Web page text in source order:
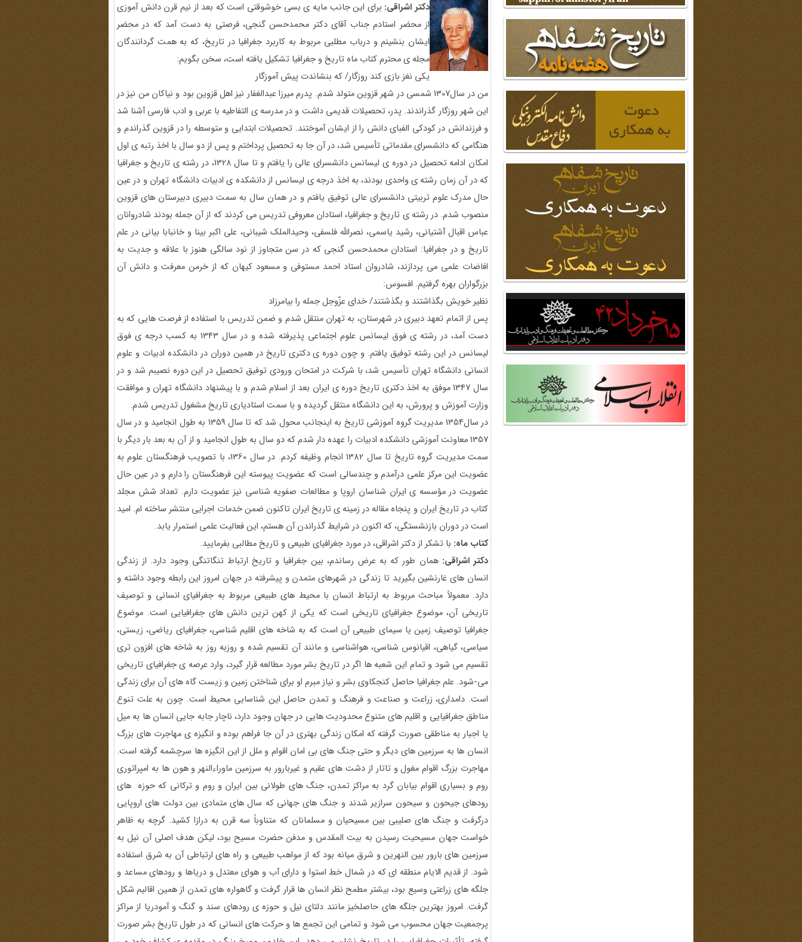
دکتر اشراقی: برای این جانب مایه ی بسی خوشوقتی است که بعد از نیم قرن دانش آموزی
از محضر استادم جناب آقای دکتر محمدحسن گنجی، فرصتی به دست آمد که در محضر
ایشان بنشینم و درباب مطلبی مربوط به کاربرد جغرافیا در تاریخ، که به همت گردانندگان
مجله ی محترم کتاب ماه تاریخ و جغرافیا تشکیل یافته است، سخن بگویم:
یکی نغز بازی کند روزگار/ که بنشاندت پیش آموزگار
من در سال1307 شمسی در شهر قزوین متولد شدم. پدرم میرزا عبدالغفار نیز اهل قزوین بود و نیاکان من نیز در
این شهر روزگار گذراندند. پدر، تحصیلات قدیمی داشت و در مدرسه ی التفاطیه با عربی و ادب فارسی آشنا شد
و فرزندانش در کودکی الفبای دانش را از ایشان آموختند. تحصیلات ابتدایی و متوسطه را در قزوین گذراندم و
هنگامی که دانشسرای مقدماتی تأسیس شد، در آن جا به تحصیل پرداختم و پس از دو سال با اخذ رتبه ی اول
امکان ادامه تحصیل در دوره ی لیسانس دانشسرای عالی را یافتم و تا سال 1328، در رشته ی تاریخ و جغرافیا
که در آن زمان رشته ی واحدی بودند، به اخذ درجه ی لیسانس از دانشکده ی ادبیات دانشگاه تهران و در عین
حال مدرک علوم تربیتی دانشسرای عالی توفیق یافتم و در همان سال به سمت دبیری دبیرستان های قزوین
منصوب شدم. در رشته ی تاریخ و جغرافیا، استادان معروفی تدریس می کردند که از آن جمله بودند شادروانان
عباس اقبال آشتیانی، رشید یاسمی، نصرالله فلسفی، وحیدالملک شیبانی، علی اکبر بینا و خانبابا بیانی در علم
تاریخ و در جغرافیا: استادان محمدحسن گنجی که در سن متجاوز از نود سالگی هنوز با علاقه و جدیت به
افاضات علمی می پردازند، شادروان استاد احمد مستوفی و مسعود کیهان که از خرمن معرفت و دانش آن
بزرگواران بهره گرفتیم. افسوس:
نظیر خویش بگذاشتند و بگذشتند/ خدای عزّوجل جمله را بیامرزاد
پس از اتمام تعهد دبیری در شهرستان، به تهران منتقل شدم و ضمن تدریس با استفاده از فرصت هایی که به
دست آمد، در رشته ی فوق لیسانس علوم اجتماعی پذیرفته شده و در سال 1343 به کسب درجه ی فوق
لیسانس در این رشته توفیق یافتم. و چون دوره ی دکتری تاریخ در همین دوران در دانشکده ادبیات و علوم
انسانی دانشگاه تهران تأسیس شد، با شرکت در امتحان ورودی توفیق تحصیل در این دوره نصیبم شد و در
سال 1347 موفق به اخذ دکتری تاریخ دوره ی ایران بعد از اسلام شدم و با پیشنهاد دانشگاه تهران و موافقت
وزارت آموزش و پرورش، به این دانشگاه منتقل گردیده و با سمت استادیاری تاریخ مشغول تدریس شدم.
در سال1354 مدیریت گروه آموزشی تاریخ به اینجانب محول شد که تا سال 1359 به طول انجامید و در سال
1357 معاونت آموزشی دانشکده ادبیات را عهده دار شدم که دو سال به طول انجامید و از آن به بعد بار دیگر با
سمت مدیریت گروه تاریخ تا سال 1382 انجام وظیفه کردم. در سال 1360، با تصویب فرهنگستان علوم به
عضویت این مرکز علمی درآمدم و چندسالی است که عضویت پیوسته این فرهنگستان را دارم و در عین حال
عضویت در مؤسسه ی ایران شناسان اروپا و مطالعات صفویه شناسی نیز عضویت دارم. تعداد شش مجلد
کتاب در تاریخ ایران و پنجاه مقاله در زمینه ی تاریخ ایران تاکنون ضمن خدمات اجرایی منتشر ساخته ام. امید
است در دوران بازنشستگی، که اکنون در شرایط گذراندن آن هستم، این فعالیت علمی استمرار یابد.
کتاب ماه: با تشکر از دکتر اشراقی، در مورد جغرافیای طبیعی و تاریخ مطالبی بفرمایید.
دکتر اشراقی: همان طور که به عرض رساندم، بین جغرافیا و تاریخ ارتباط تنگاتنگی وجود دارد. از زندگی
انسان های غارنشین بگیرید تا زندگی در شهرهای متمدن و پیشرفته در جهان امروز این رابطه وجود داشته و
دارد. معمولاً مباحث مربوط به ارتباط انسان با محیط های طبیعی مربوط به جغرافیای انسانی و توصیف
تاریخی آن، موضوع جغرافیای تاریخی است که یکی از کهن ترین دانش های جغرافیایی است. موضوع
جغرافیا توصیف زمین یا سیمای طبیعی آن است که به شاخه های اقلیم شناسی، جغرافیای ریاضی، زیستی،
سیاسی، گیاهی، اقیانوس شناسی، هواشناسی و مانند آن تقسیم شده و روزبه روز به شاخه های افزون تری
تقسیم می شود و تمام این شعبه ها اگر در تاریخ بشر مورد مطالعه قرار گیرد، وارد عرصه ی جغرافیای تاریخی
می-شود. علم جغرافیا حاصل کنجکاوی بشر و نیاز مبرم او برای شناختن زمین و زیست گاه های آن برای زندگی
است. دامداری، زراعت و صناعت و فرهنگ و تمدن حاصل این شناسایی محیط است. چون به علت تنوع
مناطق جغرافیایی و اقلیم های متنوع محدودیت هایی در جهان وجود دارد، ناچار جابه جایی انسان ها به میل
یا اجبار به مناطقی صورت گرفته که امکان زندگی بهتری در آن جا فراهم بوده و انگیزه ی مهاجرت های بزرگ
انسان ها به سرزمین های دیگر و حتی جنگ های بی امان اقوام و ملل از این انگیزه ها سرچشمه گرفته است.
مهاجرت بزرگ اقوام مغول و تاتار از دشت های عقیم و غیربارور به سرزمین ماوراءالنهر و هون ها به امپراتوری
روم و بسیاری اقوام بیابان گرد به مراکز تمدن، جنگ های طولانی بین ایران و روم و ترکانی که حوزه های
رودهای جیحون و سیحون سرازیر شدند و جنگ های جهانی که سال های متمادی بین دولت های اروپایی
درگرفت و جنگ های صلیبی بین مسیحیان و مسلمانان که متناوباً سه قرن به درازا کشید. گرچه به ظاهر
خواست جهان مسیحیت رسیدن به بیت المقدس و مدفن حضرت مسیح بود، لیکن هدف اصلی آن نیل به
سرزمین های بارور بین النهرین و شرق میانه بود که از مواهب طبیعی و راه های ارتباطی آن به شرق استفاده
شود. از قدیم الایام منطقه ای که در شمال خط استوا و دارای آب و هوای معتدل و دریاها و رودهای مساعد و
جلگه های زراعتی وسیع بود، بیشتر مطمح نظر انسان ها قرار گرفت و گاهواره های تمدن از همین اقالیم شکل
گرفت. امروز بهترین جلگه های حاصلخیز مانند دلتای نیل و حوزه ی رودهای سند و گنگ و آمودریا از مراکز
پرجمعیت جهان محسوب می شود و تمامی این تجمع ها و حرکت های انسانی که در طول تاریخ بشر صورت